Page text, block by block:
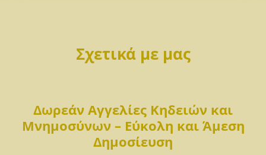
Σχετικά με μας
Δωρεάν Αγγελίες Κηδειών και
Μνημοσύνων – Εύκολη και Άμεση
Δημοσίευση